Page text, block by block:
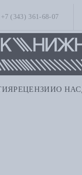
+7 (343) 361-68-07
РЕЦЕНЗИИО НАС